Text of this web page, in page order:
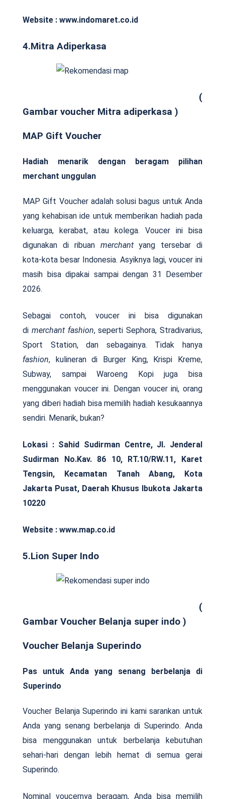
Website : www.indomaret.co.id
4.Mitra Adiperkasa
(
Gambar voucher Mitra adiperkasa )
MAP Gift Voucher
Hadiah menarik dengan beragam pilihan
merchant unggulan
MAP Gift Voucher adalah solusi bagus untuk Anda
yang kehabisan ide untuk memberikan hadiah pada
keluarga, kerabat, atau kolega. Voucer ini bisa
digunakan di ribuan merchantyang tersebar di
kota-kota besar Indonesia. Asyiknya lagi, voucer ini
masih bisa dipakai sampai dengan 31 Desember
2026.
Sebagai contoh, voucer ini bisa digunakan
di merchant fashion, seperti Sephora, Stradivarius,
Sport Station, dan sebagainya. Tidak hanya
fashion, kulineran di Burger King, Krispi Kreme,
Subway, sampai Waroeng Kopi juga bisa
menggunakan voucer ini. Dengan voucer ini, orang
yang diberi hadiah bisa memilih hadiah kesukaannya
sendiri. Menarik, bukan?
Lokasi : Sahid Sudirman Centre, Jl. Jenderal
Sudirman No.Kav. 86 10, RT.10/RW.11, Karet
Tengsin, Kecamatan Tanah Abang, Kota
Jakarta Pusat, Daerah Khusus Ibukota Jakarta
10220
Website : www.map.co.id
5.Lion Super Indo
(
Gambar Voucher Belanja super indo )
Voucher Belanja Superindo
Pas untuk Anda yang senang berbelanja di
Superindo
Voucher Belanja Superindo ini kami sarankan untuk
Anda yang senang berbelanja di Superindo. Anda
bisa menggunakan untuk berbelanja kebutuhan
sehari-hari dengan lebih hemat di semua gerai
Superindo.
Nominal voucernya beragam, Anda bisa memilih